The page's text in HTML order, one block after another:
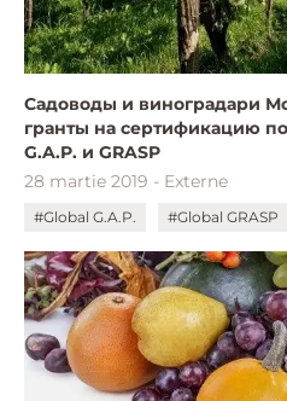
Садоводы и виноградари
гранты на сертификацию
G.A.P. и GRASP
28 martie 2019 - Externe
#Global G.A.P. #Global GRASP